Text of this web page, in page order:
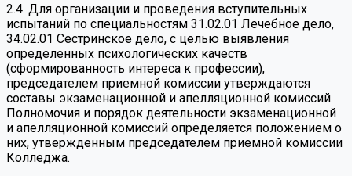
2.4. Для организации и проведения вступительных
испытаний по специальностям 31.02.01 Лечебное дело,
34.02.01 Сестринское дело, с целью выявления
определенных психологических качеств
(сформированность интереса к профессии),
председателем приемной комиссии утверждаются
составы экзаменационной и апелляционной комиссий.
Полномочия и порядок деятельности экзаменационной
и апелляционной комиссий определяется положением о
них, утвержденным председателем приемной комиссии
Колледжа.